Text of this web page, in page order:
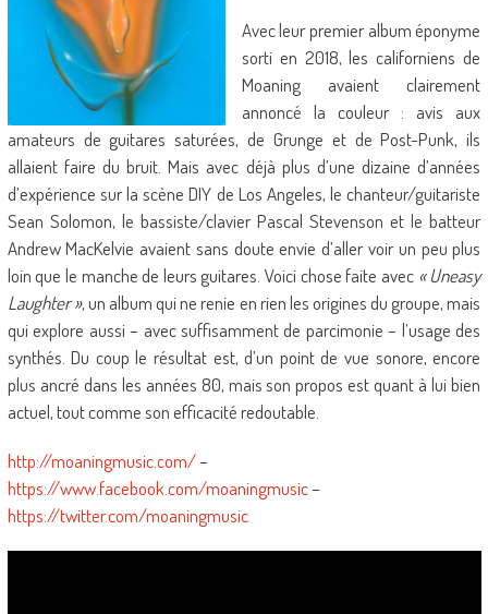
Avec leur premier album éponyme
sorti en 2018, les californiens de
Moaning avaient clairement
annoncé la couleur : avis aux
amateurs de guitares saturées, de Grunge et de Post-Punk, ils
allaient faire du bruit. Mais avec déjà plus d’une dizaine d’années
d’expérience sur la scène DIY de Los Angeles, le chanteur/guitariste
Sean Solomon, le bassiste/clavier Pascal Stevenson et le batteur
Andrew MacKelvie avaient sans doute envie d’aller voir un peu plus
loin que le manche de leurs guitares. Voici chose faite avec « Uneasy
Laughter », un album qui ne renie en rien les origines du groupe, mais
qui explore aussi – avec suffisamment de parcimonie – l’usage des
synthés. Du coup le résultat est, d’un point de vue sonore, encore
plus ancré dans les années 80, mais son propos est quant à lui bien
actuel, tout comme son efficacité redoutable.
http://moaningmusic.com/–
https://www.facebook.com/moaningmusic–
https://twitter.com/moaningmusic